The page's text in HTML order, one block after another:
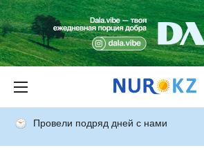
Провели подряд дней с нами